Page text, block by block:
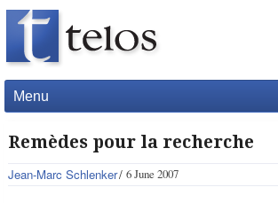
Menu
Remèdes pour la recherche
Jean-Marc Schlenker 6 June 2007